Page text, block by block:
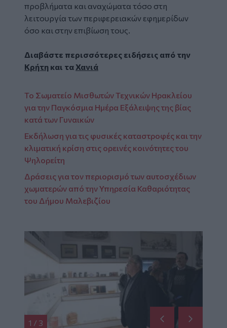
προβλήματα και αναχώματα τόσο στη
λειτουργία των περιφερειακών εφημερίδων
όσο και στην επιβίωση τους.
Διαβάστε περισσότερες ειδήσεις από την
Κρήτη και τα Χανιά
Το Σωματείο Μισθωτών Τεχνικών Ηρακλείου
για την Παγκόσμια Ημέρα Εξάλειψης της βίας
κατά των Γυναικών
Εκδήλωση για τις φυσικές καταστροφές και την
κλιματική κρίση στις ορεινές κοινότητες του
Ψηλορείτη
Δράσεις για τον περιορισμό των αυτοσχέδιων
χωματερών από την Υπηρεσία Καθαριότητας
του Δήμου Μαλεβιζίου
1 / 3